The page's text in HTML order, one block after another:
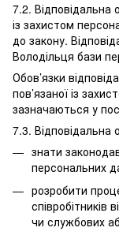
7.2. Відповідальна
із захистом
до закону.
Володільця бази
Обов’язки
пов’язаної із
зазначаються у
7.3. Відповідальна
знати
персональних
розробити
співробітників
чи службових